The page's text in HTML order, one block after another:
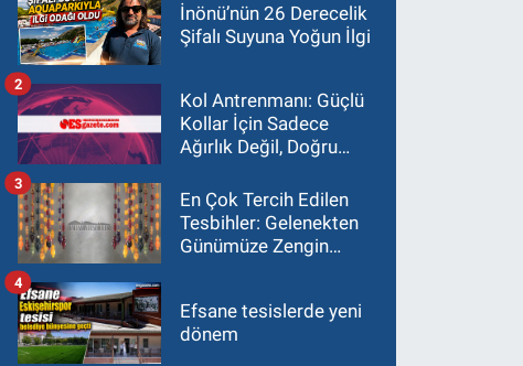
İnönü’nün 26 Derecelik
Şifalı Suyuna Yoğun İlgi
Kol Antrenmanı: Güçlü
Kollar İçin Sadece
Ağırlık Değil, Doğru
2
En Çok Tercih Edilen
Tesbihler: Gelenekten
Günümüze Zengin
3
Efsane tesislerde yeni
dönem
4